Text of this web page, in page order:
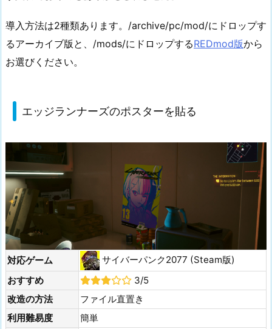
導入方法は2種類あります。/archive/pc/mod/にドロップす
るアーカイブ版と、/mods/にドロップするREDmod版から
お選びください。
エッジランナーズのポスターを貼る
対応ゲーム
サイバーパンク2077 (Steam版)
おすすめ
3/5
改造の方法
ファイル直置き
利用難易度
簡単